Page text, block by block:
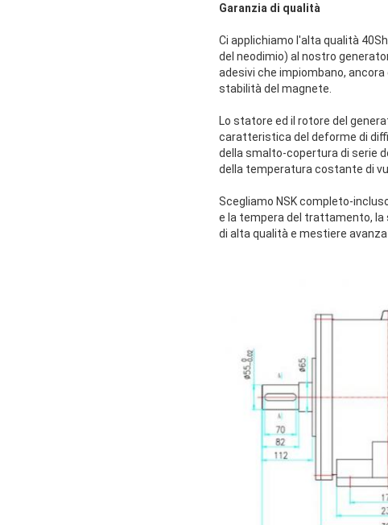
Garanzia di qualità
Ci applichiamo l'alta qualità
del neodimio) al nostro
adesivi che impiombano,
stabilità del magnete.
Lo statore ed il rotore del
caratteristica del deforme di
della smalto-copertura di serie
della temperatura costante di
Scegliamo NSK completo-
e la tempera del trattamento,
di alta qualità e mestiere